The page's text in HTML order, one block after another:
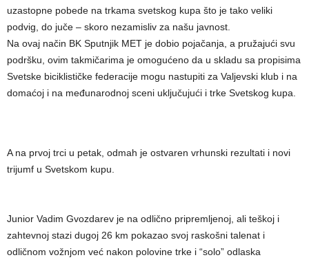
uzastopne pobede na trkama svetskog kupa što je tako veliki
podvig, do juče – skoro nezamisliv za našu javnost.
Na ovaj način BK Sputnjik MET je dobio pojačanja, a pružajući svu
podršku, ovim takmičarima je omogućeno da u skladu sa propisima
Svetske biciklističke federacije mogu nastupiti za Valjevski klub i na
domaćoj i na međunarodnoj sceni uključujući i trke Svetskog kupa.
A na prvoj trci u petak, odmah je ostvaren vrhunski rezultati i novi
trijumf u Svetskom kupu.
Junior Vadim Gvozdarev je na odlično pripremljenoj, ali teškoj i
zahtevnoj stazi dugoj 26 km pokazao svoj raskošni talenat i
odličnom vožnjom već nakon polovine trke i “solo” odlaska